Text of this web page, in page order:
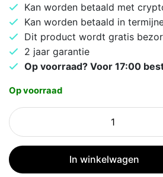
Kan worden betaald met
Kan worden betaald in
Dit product wordt gratis
2 jaar garantie
Op voorraad? Voor 17:00
Op voorraad
Amazfit
T-
3
Pro
In winkelwagen